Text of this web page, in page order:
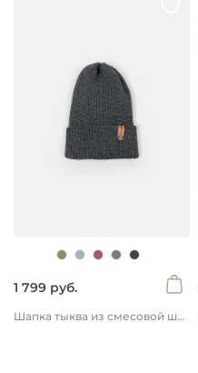
1 799 руб.
Шапка тыква из смесовой шерсти однослойная "Графит"